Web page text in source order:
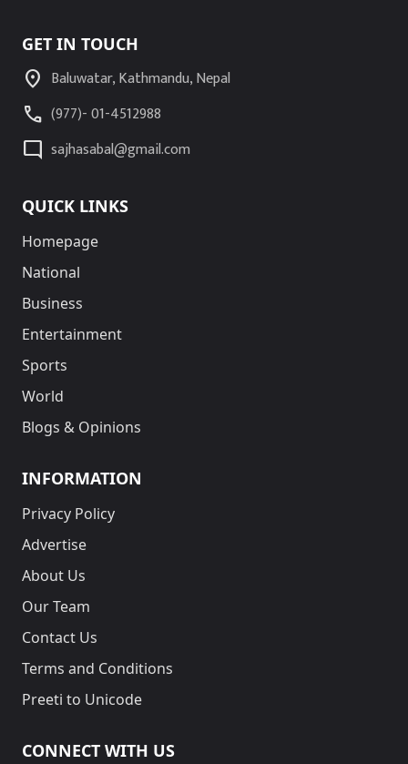
GET IN TOUCH
location_on Baluwatar, Kathmandu, Nepal
call (977)- 01-4512988
mode_comment sajhasabal@gmail.com
QUICK LINKS
Homepage
National
Business
Entertainment
Sports
World
Blogs & Opinions
INFORMATION
Privacy Policy
Advertise
About Us
Our Team
Contact Us
Terms and Conditions
Preeti to Unicode
CONNECT WITH US